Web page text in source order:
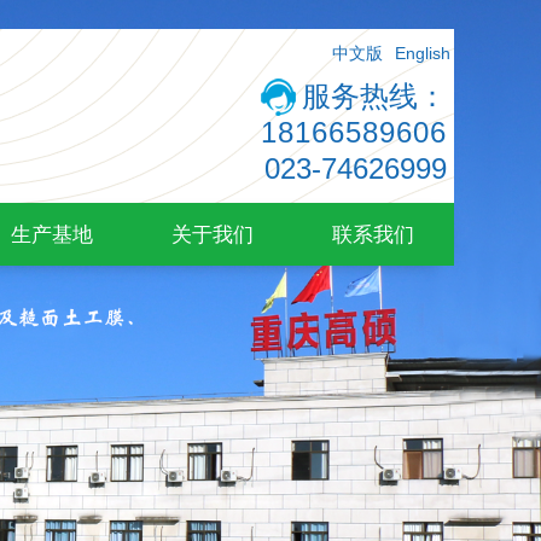
中文版 English
服务热线：
18166589606
023-74626999
生产基地 关于我们 联系我们